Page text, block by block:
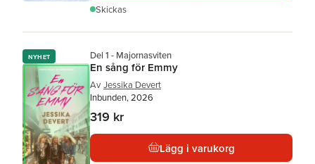
Skickas
NYHET Del 1 - Majornasviten
En sång för Emmy
Av Jessika Devert
Inbunden, 2026
319 kr
Lägg i varukorg